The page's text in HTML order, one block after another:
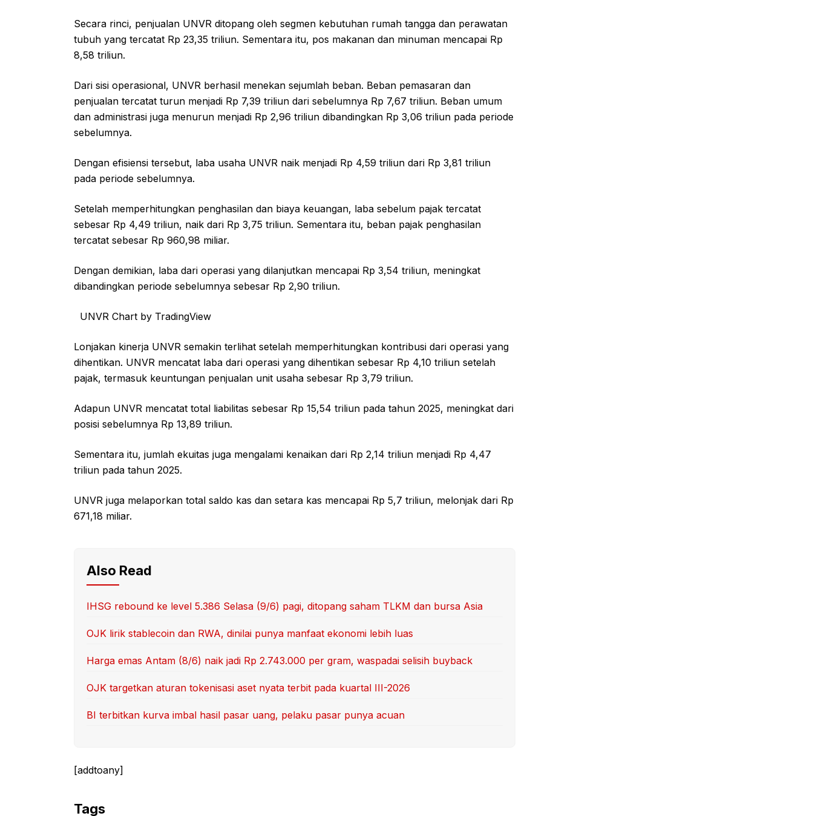
Secara rinci, penjualan UNVR ditopang oleh segmen kebutuhan rumah tangga dan perawatan
tubuh yang tercatat Rp 23,35 triliun. Sementara itu, pos makanan dan minuman mencapai Rp
8,58 triliun.
Dari sisi operasional, UNVR berhasil menekan sejumlah beban. Beban pemasaran dan
penjualan tercatat turun menjadi Rp 7,39 triliun dari sebelumnya Rp 7,67 triliun. Beban umum
dan administrasi juga menurun menjadi Rp 2,96 triliun dibandingkan Rp 3,06 triliun pada periode
sebelumnya.
Dengan efisiensi tersebut, laba usaha UNVR naik menjadi Rp 4,59 triliun dari Rp 3,81 triliun
pada periode sebelumnya.
Setelah memperhitungkan penghasilan dan biaya keuangan, laba sebelum pajak tercatat
sebesar Rp 4,49 triliun, naik dari Rp 3,75 triliun. Sementara itu, beban pajak penghasilan
tercatat sebesar Rp 960,98 miliar.
Dengan demikian, laba dari operasi yang dilanjutkan mencapai Rp 3,54 triliun, meningkat
dibandingkan periode sebelumnya sebesar Rp 2,90 triliun.
UNVR Chart by TradingView
Lonjakan kinerja UNVR semakin terlihat setelah memperhitungkan kontribusi dari operasi yang
dihentikan. UNVR mencatat laba dari operasi yang dihentikan sebesar Rp 4,10 triliun setelah
pajak, termasuk keuntungan penjualan unit usaha sebesar Rp 3,79 triliun.
Adapun UNVR mencatat total liabilitas sebesar Rp 15,54 triliun pada tahun 2025, meningkat dari
posisi sebelumnya Rp 13,89 triliun.
Sementara itu, jumlah ekuitas juga mengalami kenaikan dari Rp 2,14 triliun menjadi Rp 4,47
triliun pada tahun 2025.
UNVR juga melaporkan total saldo kas dan setara kas mencapai Rp 5,7 triliun, melonjak dari Rp
671,18 miliar.
Also Read
IHSG rebound ke level 5.386 Selasa (9/6) pagi, ditopang saham TLKM dan bursa Asia
OJK lirik stablecoin dan RWA, dinilai punya manfaat ekonomi lebih luas
Harga emas Antam (8/6) naik jadi Rp 2.743.000 per gram, waspadai selisih buyback
OJK targetkan aturan tokenisasi aset nyata terbit pada kuartal III-2026
BI terbitkan kurva imbal hasil pasar uang, pelaku pasar punya acuan
[addtoany]
Tags